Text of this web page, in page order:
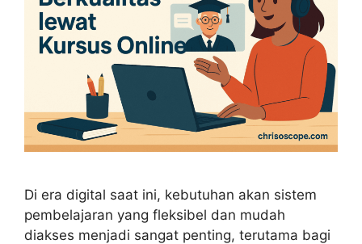
Di era digital saat ini, kebutuhan akan sistem
pembelajaran yang fleksibel dan mudah
diakses menjadi sangat penting, terutama bagi